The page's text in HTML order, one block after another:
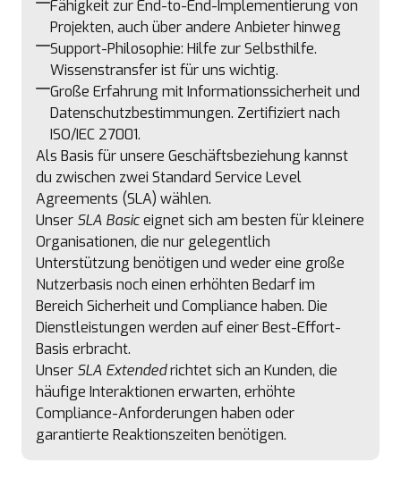
Fähigkeit zur End-to-End-Implementierung von
Projekten, auch über andere Anbieter hinweg
Support-Philosophie: Hilfe zur Selbsthilfe.
Wissenstransfer ist für uns wichtig.
Große Erfahrung mit Informationssicherheit und
Datenschutzbestimmungen. Zertifiziert nach
ISO/IEC 27001.
Als Basis für unsere Geschäftsbeziehung kannst
du zwischen zwei Standard Service Level
Agreements (SLA) wählen.
Unser SLA Basiceignet sich am besten für kleinere
Organisationen, die nur gelegentlich
Unterstützung benötigen und weder eine große
Nutzerbasis noch einen erhöhten Bedarf im
Bereich Sicherheit und Compliance haben. Die
Dienstleistungen werden auf einer Best-Effort-
Basis erbracht.
Unser SLA Extendedrichtet sich an Kunden, die
häufige Interaktionen erwarten, erhöhte
Compliance-Anforderungen haben oder
garantierte Reaktionszeiten benötigen.